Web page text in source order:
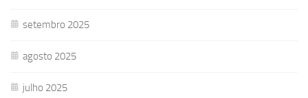
setembro 2025
agosto 2025
julho 2025